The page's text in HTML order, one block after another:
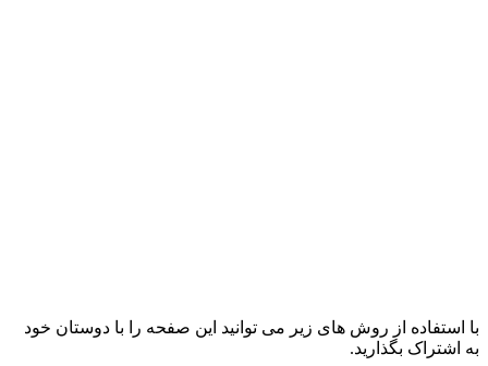
با استفاده از روش های زیر می توانید این صفحه را با دوستان خود
به اشتراک بگذارید.